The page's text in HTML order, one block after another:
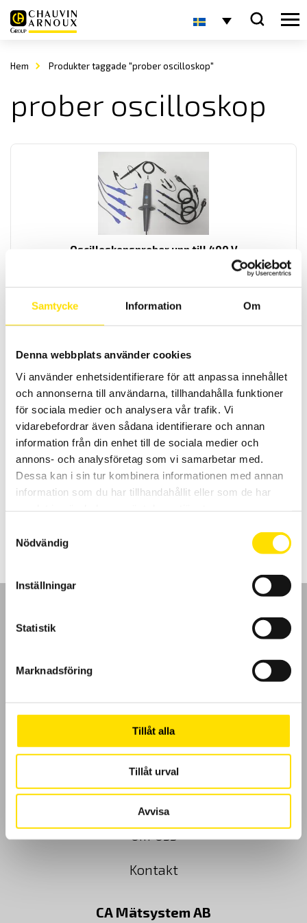
Samtycke Information Om
Denna webbplats använder cookies
Vi använder enhetsidentifierare för att anpassa innehållet
och annonserna till användarna, tillhandahålla funktioner
för sociala medier och analysera vår trafik. Vi
vidarebefordrar även sådana identifierare och annan
information från din enhet till de sociala medier och
annons- och analysföretag som vi samarbetar med.
Dessa kan i sin tur kombinera informationen med annan
information som du har tillhandahållit eller som de har
Nödvändig
Inställningar
Statistik
Marknadsföring
Tillåt alla
Tillåt urval
Avvisa
Hem Produkter taggade "prober oscilloskop"
prober oscilloskop
Oscilloskopsprober upp till 400 V
Oscilloskopsprober med BNC anslutning för alla märken av
416.00 LÄS MER
Oscilloskopsprober upp till 1 kV
Oscilloskopsprober med BNC anslutning för alla typer av
1,985.00kr LÄS MER
Cookies
Klagomål
Kundundersökning
Kontakt
CA Mätsystem AB